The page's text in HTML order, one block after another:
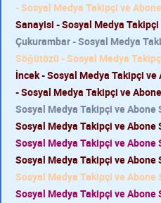
- Sosyal Medya Takipçi ve Abone
Sanayisi - Sosyal Medya Takipçi
Çukurambar - Sosyal Medya
Söğütözü - Sosyal Medya
İncek - Sosyal Medya Takipçi ve
- Sosyal Medya Takipçi ve
Sosyal Medya Takipçi ve Abone
Sosyal Medya Takipçi ve Abone
Sosyal Medya Takipçi ve Abone
Sosyal Medya Takipçi ve Abone
Sosyal Medya Takipçi ve Abone
Sosyal Medya Takipçi ve Abone